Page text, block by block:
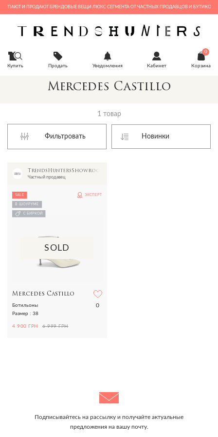
И ПРОДАЮТ БРЕНДОВЫЕ ВЕЩИ ЛЮКС СЕГМЕНТА ОТ ЧАСТНЫХ ПРОДАВЦОВ И БУТИКОВ
Купить Продать Уведомления Кабинет
0
Корзина
Mercedes Castillo
1 товар
Фильтровать
TrendsHuntersShowroom
Частный продавец
SALE
В ШОУРУМЕ
С БИРКОЙ
ЭКСПЕРТ
SOLD
Mercedes Castillo
0
Ботильоны
Размер : 38
4 900 ГРН 6 999 ГРН
Подписывайтесь на рассылку и получайте актуальные
предложения на вашу почту.